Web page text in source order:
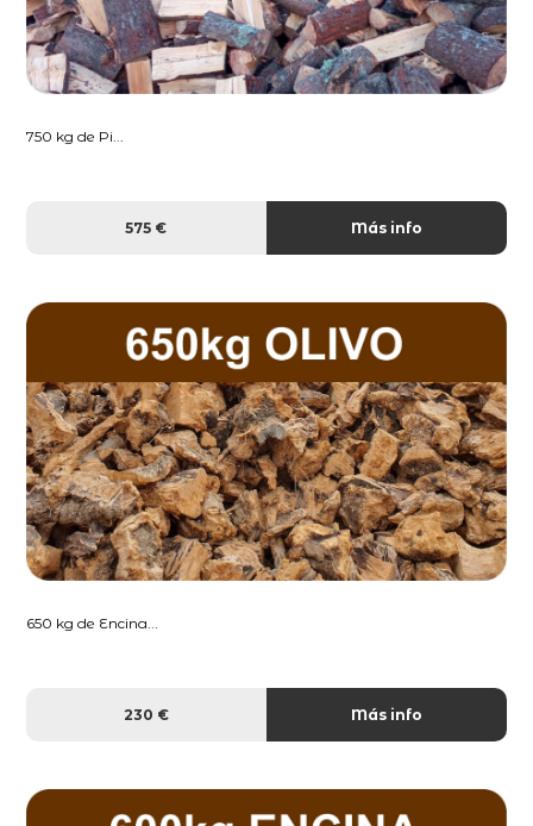
750 kg de Pi...
575 € Más info
650 kg de Encina...
230 € Más info